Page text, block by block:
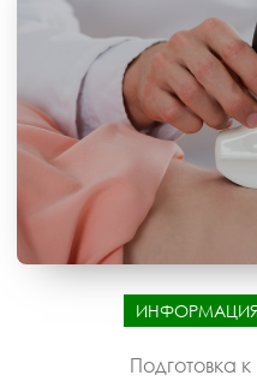
Подготовка